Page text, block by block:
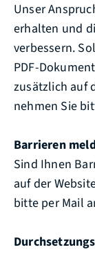
Unser
erhalten und
verbessern.
PDF-
zusätzlich auf
nehmen Sie
Barrieren
Sind Ihnen
auf der
bitte per Mail